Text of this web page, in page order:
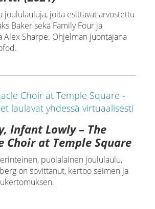
joululauluja, joita esittävät arvostettu
Baker sekä Family Four ja
Alex Sharpe. Ohjelman juontajana
Infant Lowly – The
Choir at Temple Square
puolalainen joululaulu,
on sovittanut, kertoo seimen ja